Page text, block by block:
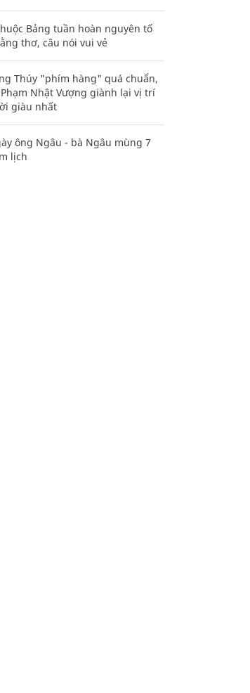
Bảng tuần hoàn nguyên tố
thơ, câu nói vui vẻ
Thúy "phím hàng" quá chuẩn,
Nhật Vượng giành lại vị trí
giàu nhất
ông Ngâu - bà Ngâu mùng 7
lịch